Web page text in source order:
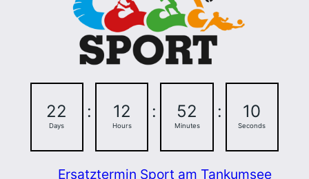
22
Days
: 12
Hours
: 52
Minutes
: 9
Seconds
Ersatztermin Sport am Tankumsee